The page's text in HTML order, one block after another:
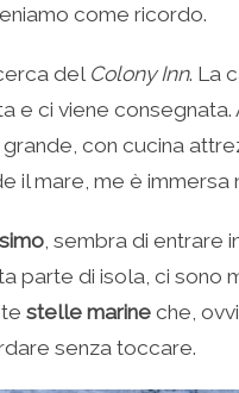
come ricordo.
del Colony Inn. La
e ci viene consegnata.
con cucina
il mare, me è immersa
, sembra di entrare
parte di isola, ci sono
stelle marine che,
senza toccare.